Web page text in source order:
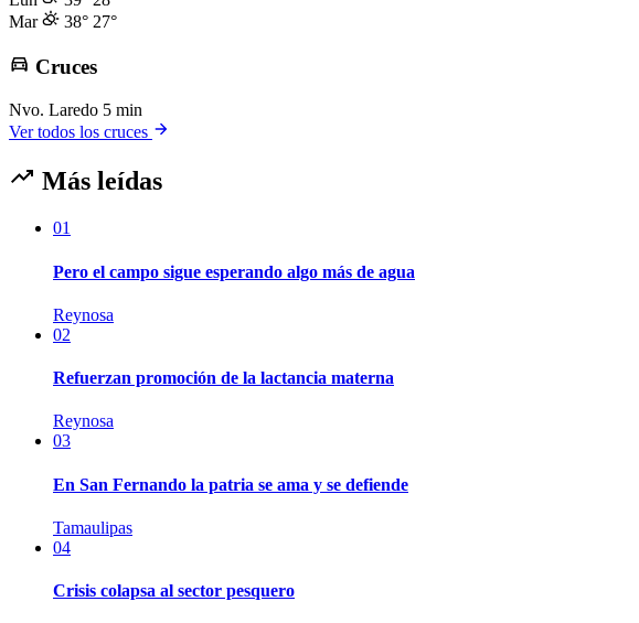
Mar
38° 27°
Cruces
Nvo. Laredo 5 min
Ver todos los cruces
Más leídas
01
Pero el campo sigue esperando algo más de agua
Reynosa
02
Refuerzan promoción de la lactancia materna
Reynosa
03
En San Fernando la patria se ama y se defiende
Tamaulipas
04
Crisis colapsa al sector pesquero